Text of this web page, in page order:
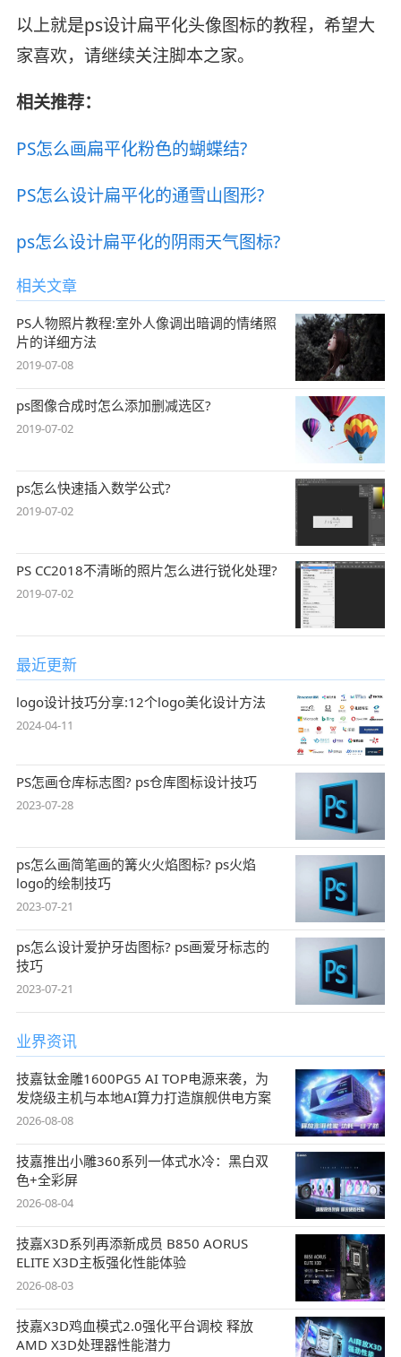
以上就是ps设计扁平化头像图标的教程，希望大
家喜欢，请继续关注脚本之家。
相关推荐：
PS怎么画扁平化粉色的蝴蝶结?
PS怎么设计扁平化的通雪山图形?
ps怎么设计扁平化的阴雨天气图标?
相关文章
PS人物照片教程:室外人像调出暗调的情绪照
片的详细方法
2019-07-08
ps图像合成时怎么添加删减选区?
2019-07-02
ps怎么快速插入数学公式?
2019-07-02
PS CC2018不清晰的照片怎么进行锐化处理?
2019-07-02
最近更新
logo设计技巧分享:12个logo美化设计方法
2024-04-11
PS怎画仓库标志图? ps仓库图标设计技巧
2023-07-28
ps怎么画简笔画的篝火火焰图标? ps火焰
logo的绘制技巧
2023-07-21
ps怎么设计爱护牙齿图标? ps画爱牙标志的
技巧
2023-07-21
业界资讯
技嘉钛金雕1600PG5 AI TOP电源来袭，为
发烧级主机与本地AI算力打造旗舰供电方案
2026-08-08
技嘉推出小雕360系列一体式水冷：黑白双
色+全彩屏
2026-08-04
技嘉X3D系列再添新成员 B850 AORUS
ELITE X3D主板强化性能体验
2026-08-03
技嘉X3D鸡血模式2.0强化平台调校 释放
AMD X3D处理器性能潜力